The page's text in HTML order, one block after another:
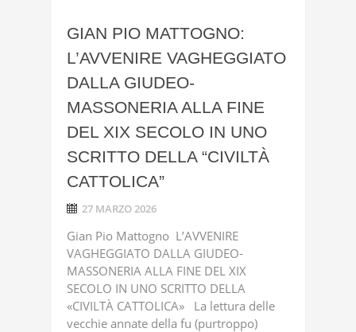
GIAN PIO MATTOGNO:
L’AVVENIRE VAGHEGGIATO
DALLA GIUDEO-
MASSONERIA ALLA FINE
DEL XIX SECOLO IN UNO
SCRITTO DELLA “CIVILTÀ
CATTOLICA”
27 MARZO 2026
Gian Pio Mattogno L’AVVENIRE
VAGHEGGIATO DALLA GIUDEO-
MASSONERIA ALLA FINE DEL XIX
SECOLO IN UNO SCRITTO DELLA
«CIVILTÀ CATTOLICA» La lettura delle
vecchie annate della fu (purtroppo)